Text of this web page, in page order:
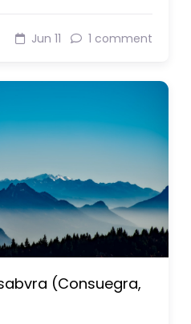
Jun 11 1 comment
(Consuegra,